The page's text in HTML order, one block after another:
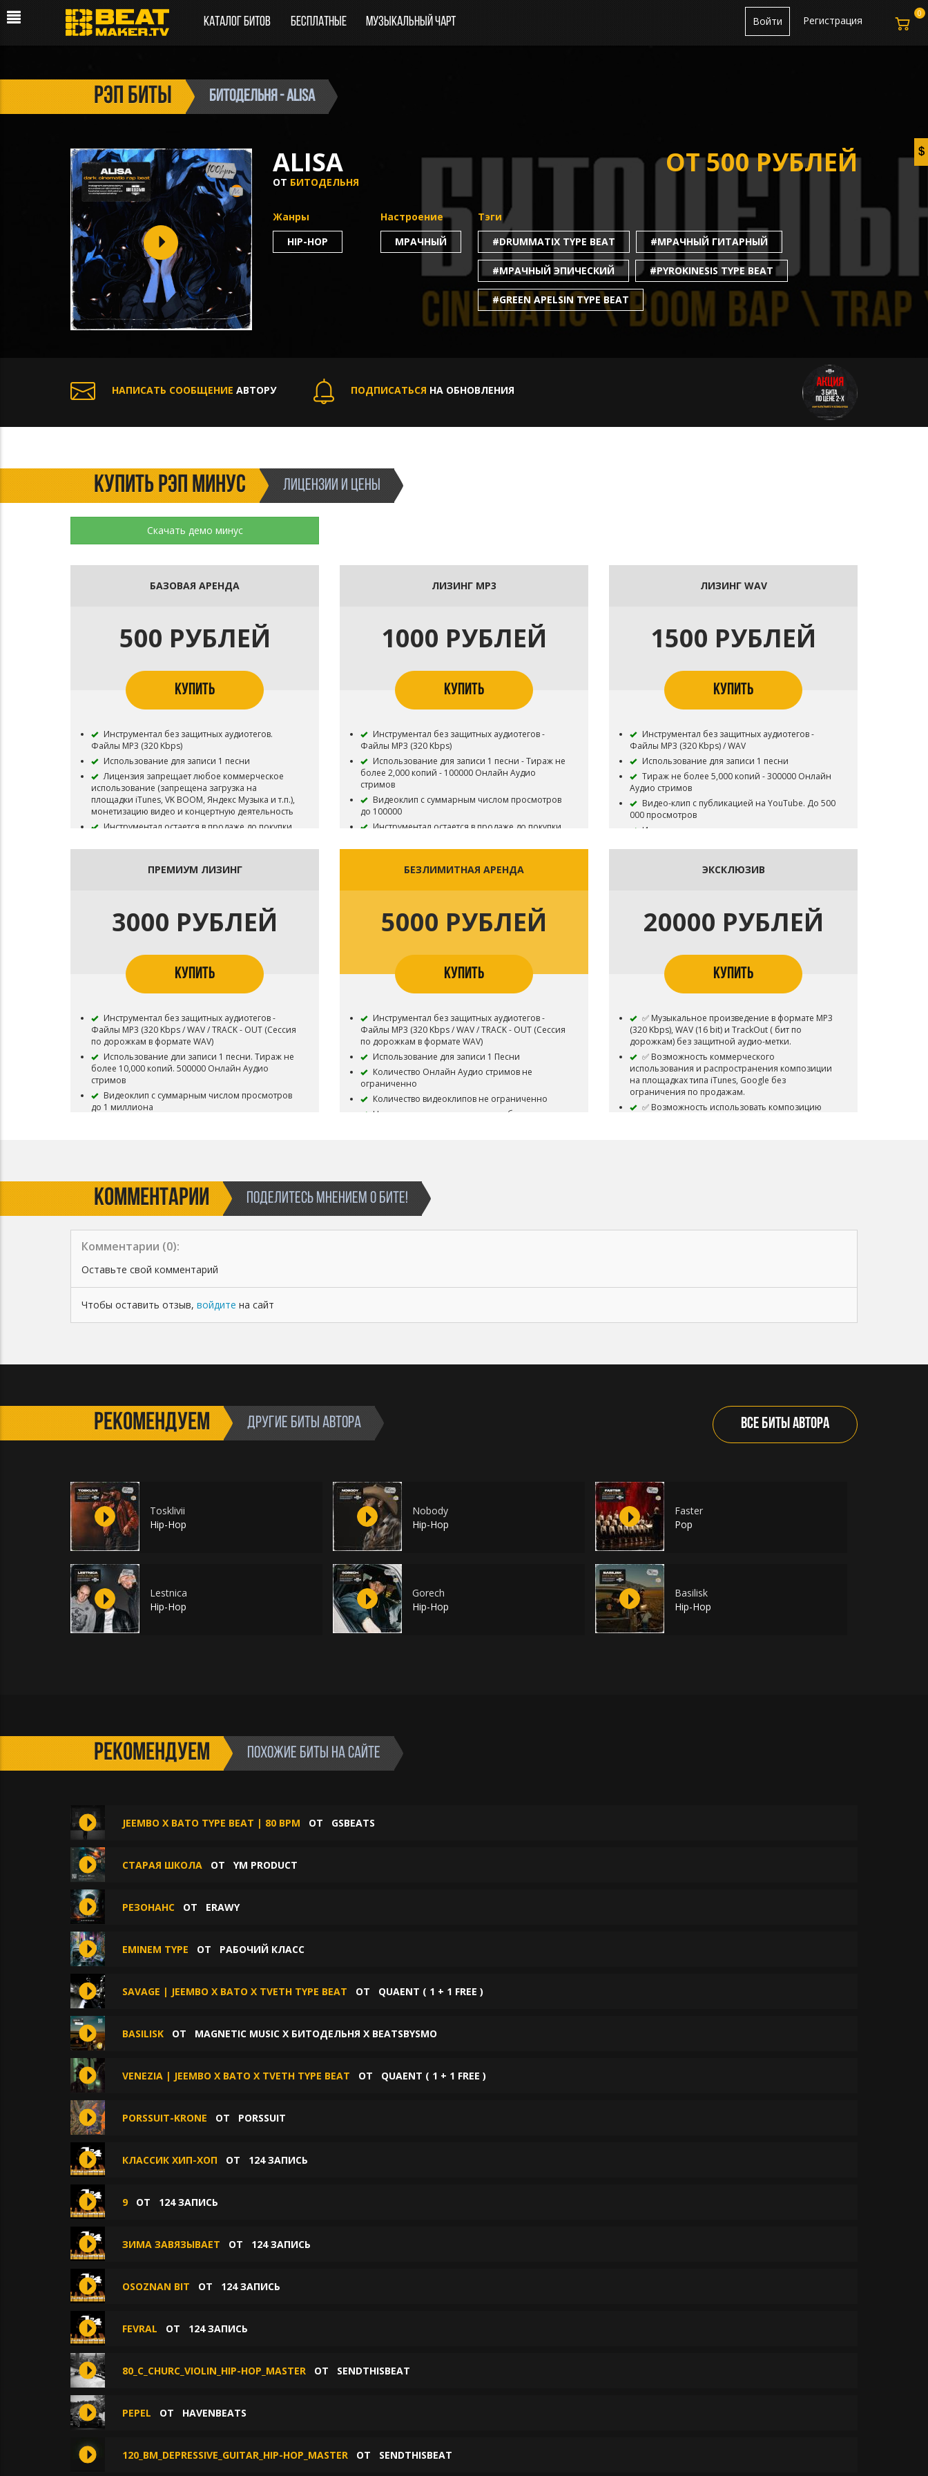
Каталог битов Бесплатные Музыкальный чарт Регистрация
Войти
рэп биты БИТОДЕЛЬНЯ - Alisa
ALISA
ОТ БИТОДЕЛЬНЯ
ОТ 500 РУБЛЕЙ
Жанры
HIP-HOP
Настроение
МРАЧНЫЙ
Тэги
#DRUMMATIX TYPE BEAT
#МРАЧНЫЙ ГИТАРНЫЙ
#МРАЧНЫЙ ЭПИЧЕСКИЙ #PYROKINESIS TYPE BEAT
#GREEN APELSIN TYPE BEAT
НАПИСАТЬ СООБЩЕНИЕ АВТОРУ ПОДПИСАТЬСЯ НА ОБНОВЛЕНИЯ
КУПИТЬ РЭП МИНУС ЛИЦЕНЗИИ И ЦЕНЫ
Скачать демо минус
БАЗОВАЯ АРЕНДА
500 РУБЛЕЙ
КУПИТЬ
Инструментал без защитных аудиотегов.
Файлы MP3 (320 Kbps)
Использование для записи 1 песни
Лицензия запрещает любое коммерческое
использование (запрещена загрузка на
площадки iTunes, VK BOOM, Яндекс Музыка и т.п.),
монетизацию видео и концертную деятельность
Инструментал остается в продаже до покупки
Публикация на площадку BOOM и в систему
Content ID запрещена
соглашаетесь с условиями пользования.
ЛИЗИНГ MP3
1000 РУБЛЕЙ
КУПИТЬ
Инструментал без защитных аудиотегов -
Файлы MP3 (320 Kbps)
Использование для записи 1 песни - Тираж не
более 2,000 копий - 100000 Онлайн Аудио
стримов
Видеоклип с суммарным числом просмотров
до 100000
Инструментал остается в продаже до покупки
сохраняются за Битодельня - В названии трека
совместный то и второго битмейкера
Публикация на площадку BOOM и в систему
Приобретая данный тип лицензии Вы
соглашаетесь с условиями пользования.
ЛИЗИНГ WAV
1500 РУБЛЕЙ
КУПИТЬ
Инструментал без защитных аудиотегов -
Файлы MP3 (320 Kbps) / WAV
Использование для записи 1 песни
Тираж не более 5,000 копий - 300000 Онлайн
Аудио стримов
Видео-клип с публикацией на YouTube. До 500
000 просмотров
Инструментал остается в продаже до покупки
Публикация на площадку BOOM и в систему
Content ID запрещена
соглашаетесь с условиями пользования.
ПРЕМИУМ ЛИЗИНГ
3000 РУБЛЕЙ
КУПИТЬ
Инструментал без защитных аудиотегов -
Файлы MP3 (320 Kbps / WAV / TRACK - OUT (Сессия
по дорожкам в формате WAV)
Использование дли записи 1 песни. Тираж не
более 10,000 копий. 500000 Онлайн Аудио
стримов
Видеоклип с суммарным числом просмотров
до 1 миллиона
Битодельня) Если бит совместный то и второго
битмейкера
Регистрация в системе Content ID запрещена
Приобретая данный тип лицензии Вы
соглашаетесь с условиями пользования.
БЕЗЛИМИТНАЯ АРЕНДА
5000 РУБЛЕЙ
КУПИТЬ
Инструментал без защитных аудиотегов -
Файлы MP3 (320 Kbps / WAV / TRACK - OUT (Сессия
по дорожкам в формате WAV)
Использование для записи 1 Песни
Количество Онлайн Аудио стримов не
ограниченно
Количество видеоклипов не ограниченно
Не ограниченное количество публичных
Битодельня
Приобретая данный тип лицензии Вы
соглашаетесь с условиями пользования.
ЭКСКЛЮЗИВ
20000 РУБЛЕЙ
КУПИТЬ
✅ Музыкальное произведение в формате MP3
(320 Kbps), WAV (16 bit) и TrackOut ( бит по
дорожкам) без защитной аудио-метки.
✅ Возможность коммерческого
использования и распространения композиции
на площадках типа iTunes, Google без
ограничения по продажам.
✅ Возможность использовать композицию
КОММЕНТАРИИ ПОДЕЛИТЕСЬ МНЕНИЕМ О БИТЕ!
Комментарии (0):
Оставьте свой комментарий
Чтобы оставить отзыв, войдите на сайт
РЕКОМЕНДУЕМ ДРУГИЕ БИТЫ АВТОРА ВСЕ БИТЫ АВТОРА
Tosklivii
Hip-Hop
Nobody
Hip-Hop
Faster
Pop
Lestnica
Hip-Hop
Gorech
Hip-Hop
Basilisk
Hip-Hop
РЕКОМЕНДУЕМ ПОХОЖИЕ БИТЫ НА САЙТЕ
JEEMBO X BATO TYPE BEAT | 80 BPM ОТ GSBEATS
СТАРАЯ ШКОЛА ОТ YM PRODUCT
РЕЗОНАНС ОТ ERAWY
EMINEM TYPE ОТ РАБОЧИЙ КЛАСС
SAVAGE | JEEMBO X BATO X TVETH TYPE BEAT ОТ QUAENT ( 1 + 1 FREE )
BASILISK ОТ MAGNETIC MUSIC X БИТОДЕЛЬНЯ X BEATSBYSMO
VENEZIA | JEEMBO X BATO X TVETH TYPE BEAT ОТ QUAENT ( 1 + 1 FREE )
PORSSUIT-KRONE ОТ PORSSUIT
КЛАССИК ХИП-ХОП ОТ 124 ЗАПИСЬ
9 ОТ 124 ЗАПИСЬ
ЗИМА ЗАВЯЗЫВАЕТ ОТ 124 ЗАПИСЬ
OSOZNAN BIT ОТ 124 ЗАПИСЬ
FEVRAL ОТ 124 ЗАПИСЬ
80_С_CHURC_VIOLIN_HIP-HOP_MASTER ОТ SENDTHISBEAT
PEPEL ОТ HAVENBEATS
120_BM_DEPRESSIVE_GUITAR_HIP-HOP_MASTER ОТ SENDTHISBEAT
0